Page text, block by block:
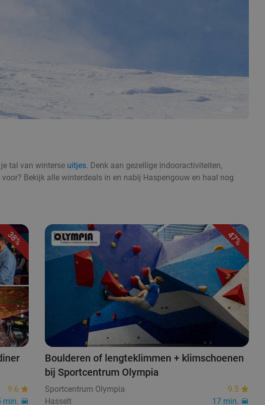
tal van winterse uitjes. Denk aan gezellige indooractiviteiten,
Bekijk alle winterdeals in en nabij Haspengouw en haal nog
38%
9.6
min.
47%
Boulderen of lengteklimmen + klimschoenen
bij Sportcentrum Olympia
Sportcentrum Olympia
9.5
Hasselt
17 min.